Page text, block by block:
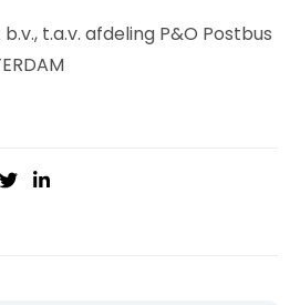
t.a.v. afdeling P&O Postbus